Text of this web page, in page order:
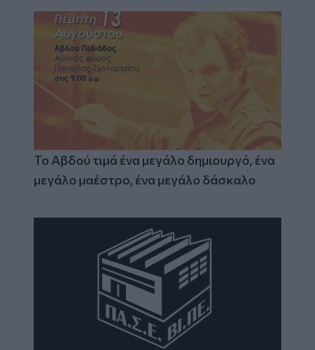
Το Αβδού τιμά ένα μεγάλο δημιουργό, ένα
μεγάλο μαέστρο, ένα μεγάλο δάσκαλο